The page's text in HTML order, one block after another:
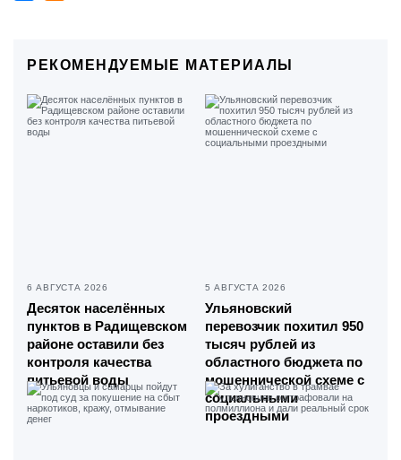
РЕКОМЕНДУЕМЫЕ МАТЕРИАЛЫ
6 АВГУСТА 2026
Десяток населённых
пунктов в Радищевском
районе оставили без
контроля качества
питьевой воды
5 АВГУСТА 2026
Ульяновский
перевозчик похитил 950
тысяч рублей из
областного бюджета по
мошеннической схеме с
социальными
проездными